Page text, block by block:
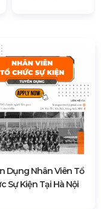
Dụng Nhân Viên Tổ
Sự Kiện Tại Hà Nội